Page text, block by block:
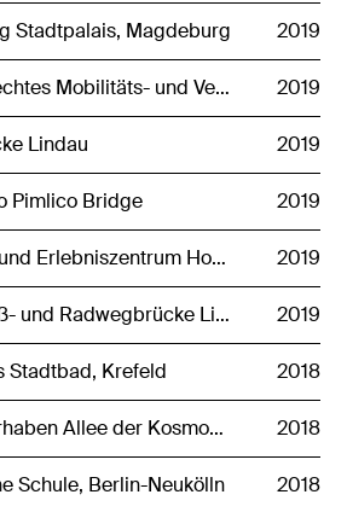
Stadtpalais, Magdeburg 2019
KMVZ — Klimagerechtes Mobilitäts- und Verkehrszentrum, Cottbus 2019
Lindau 2019
Pimlico Bridge 2019
HOG — Besucher- und Erlebniszentrum Hohe Geba 2019
DOR — Neubau Fuß- und Radwegbrücke Lindemannstraße 2019
Stadtbad, Krefeld 2018
ALL — Schulbauvorhaben Allee der Kosmonauten 2018
Schule, Berlin-Neukölln 2018